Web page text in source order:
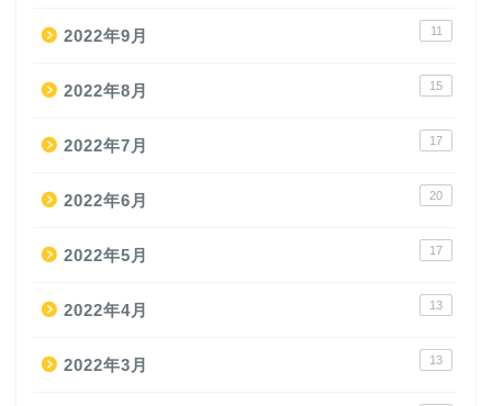
2022年9月 11
2022年8月 15
2022年7月 17
2022年6月 20
2022年5月 17
2022年4月 13
2022年3月 13